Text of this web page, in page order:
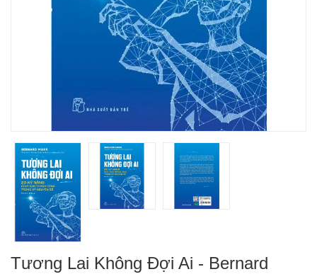
Tương Lai Không Đợi Ai - Bernard